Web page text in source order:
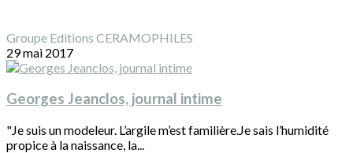
Groupe Editions CERAMOPHILES
29 mai 2017
Georges Jeanclos, journal intime
"Je suis un modeleur. L’argile m’est familière.Je sais l’humidité
propice à la naissance, la...